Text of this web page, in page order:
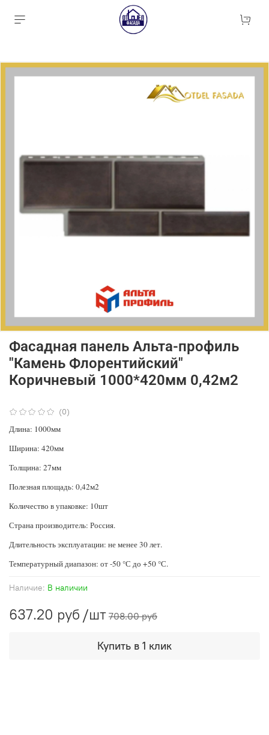
(0)
Наличие: В наличии
Фасадная панель Альта-профиль
"Камень Флорентийский"
Коричневый 1000*420мм 0,42м2
637.20 руб /шт 708.00 руб
Купить в 1 клик
Длина: 1000мм
Ширина: 420мм
Толщина: 27мм
Полезная площадь: 0,42м2
Количество в упаковке: 10шт
Страна производитель: Россия.
Длительность эксплуатации: не менее 30 лет.
Температурный диапазон: от -50 °С до +50 °С.